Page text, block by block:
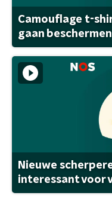
Camouflage t-
gaan
Nieuwe
interessant voor